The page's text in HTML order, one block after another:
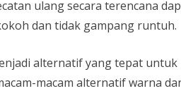
ulang secara terencana
dan tidak gampang runtuh.
alternatif yang tepat
macam alternatif warna